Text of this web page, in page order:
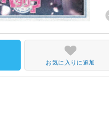
お気に入りに追加